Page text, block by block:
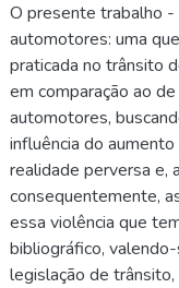
O presente trabalho -
automotores: uma
praticada no trânsito
em comparação ao
automotores,
influência do
realidade perversa e,
consequentemente,
essa violência que
bibliográfico,
legislação de